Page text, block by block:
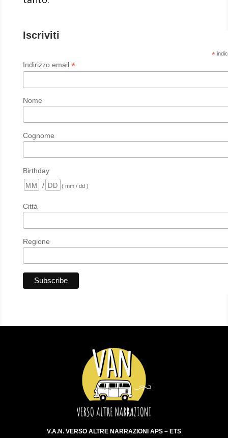
Iscriviti
*
Indirizzo email *
Nome
Cognome
Birthday
/
( mm / dd )
Città
Regione
V.A.N. VERSO ALTRE NARRAZIONI APS – ETS